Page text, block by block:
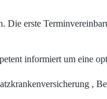
Die erste
informiert um eine
,